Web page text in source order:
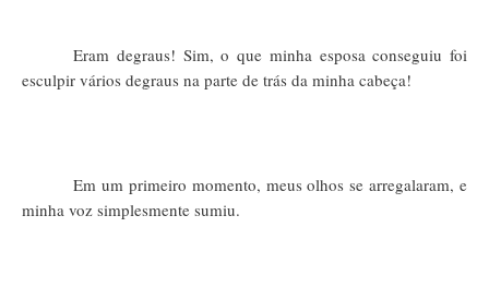
Eram degraus! Sim, o que minha esposa conseguiu foi
esculpir vários degraus na parte de trás da minha cabeça!
Em um primeiro momento, meus olhos se arregalaram, e
minha voz simplesmente sumiu.